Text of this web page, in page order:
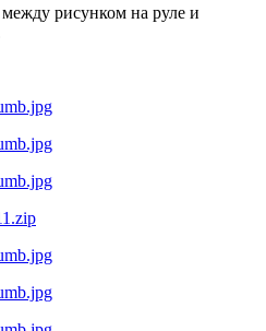
между рисунком на руле и